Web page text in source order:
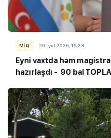
MİQ 20 İyul 2026, 16:28
Eyni vaxtda həm
hazırlaşdı - 90 bal